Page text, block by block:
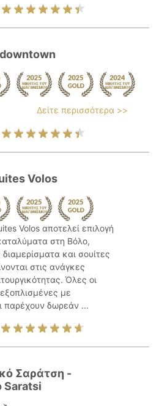
Δείτε περισσότερα >>
Volos
Volos αποτελεί επιλογή
στη Βόλο,
και σουίτες
στις ανάγκες
Όλες οι
με
παρέχουν δωρεάν ...
Σαράτση -
Saratsi